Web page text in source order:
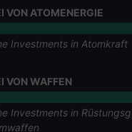
VON ATOMENERGIE
Investments in Atomkraft
VON WAFFEN
Investments in